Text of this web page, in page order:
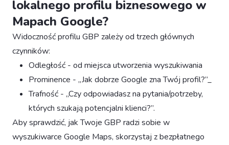
lokalnego profilu biznesowego w
Mapach Google?
Widoczność profilu GBP zależy od trzech głównych
czynników:
Odległość - od miejsca utworzenia wyszukiwania
Prominence - „Jak dobrze Google zna Twój profil?”_
Trafność - „Czy odpowiadasz na pytania/potrzeby,
których szukają potencjalni klienci?”.
Aby sprawdzić, jak Twoje GBP radzi sobie w
wyszukiwarce Google Maps, skorzystaj z bezpłatnego